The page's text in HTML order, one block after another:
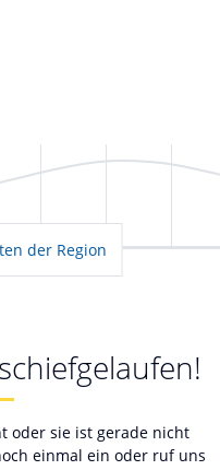
der Region
oder sie ist gerade nicht
einmal ein oder ruf uns